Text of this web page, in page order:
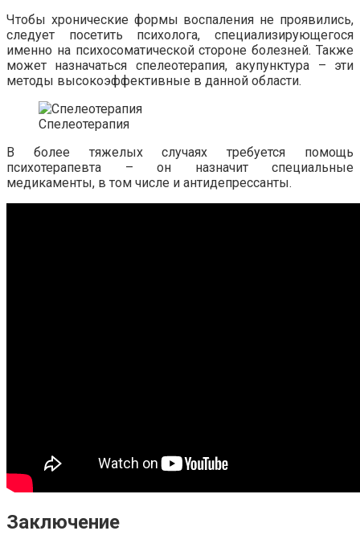
Чтобы хронические формы воспаления не проявились,
следует посетить психолога, специализирующегося
именно на психосоматической стороне болезней. Также
может назначаться спелеотерапия, акупунктура – эти
методы высокоэффективные в данной области.
Спелеотерапия
В более тяжелых случаях требуется помощь
психотерапевта – он назначит специальные
медикаменты, в том числе и антидепрессанты.
Заключение